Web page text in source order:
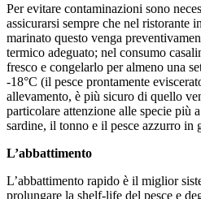
Per evitare contaminazioni sono
assicurarsi sempre che nel ristorante
marinato questo venga
termico adeguato; nel consumo
fresco e congelarlo per almeno una
-18°C (il pesce prontamente
allevamento, è più sicuro di quello
particolare attenzione alle specie più
sardine, il tonno e il pesce azzurro in
L’abbattimento
L’abbattimento rapido è il miglior
prolungare la shelf-life del pesce e